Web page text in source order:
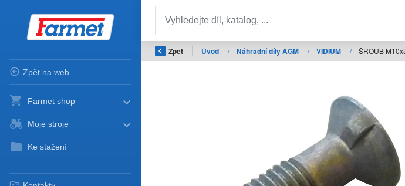
Zpět na web
Farmet shop
Moje stroje
Ke stažení
Zpět Úvod / Náhradní díly AGM / VIDIUM / ŠROUB